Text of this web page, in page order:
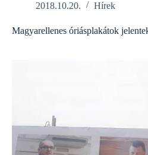
2018.10.20. Hírek
Magyarellenes óriásplakátok